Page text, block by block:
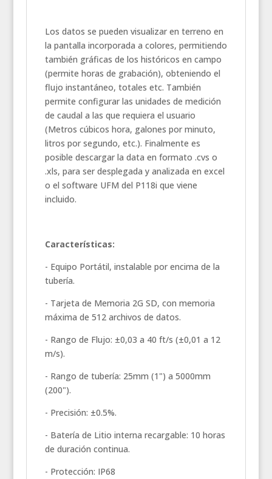
Los datos se pueden visualizar en terreno en
la pantalla incorporada a colores, permitiendo
también gráficas de los históricos en campo
(permite horas de grabación), obteniendo el
flujo instantáneo, totales etc. También
permite configurar las unidades de medición
de caudal a las que requiera el usuario
(Metros cúbicos hora, galones por minuto,
litros por segundo, etc.). Finalmente es
posible descargar la data en formato .cvs o
.xls, para ser desplegada y analizada en excel
o el software UFM del P118i que viene
incluido.
Características:
- Equipo Portátil, instalable por encima de la
tubería.
- Tarjeta de Memoria 2G SD, con memoria
máxima de 512 archivos de datos.
- Rango de Flujo: ±0,03 a 40 ft/s (±0,01 a 12
m/s).
- Rango de tubería: 25mm (1") a 5000mm
(200").
- Precisión: ±0.5%.
- Batería de Litio interna recargable: 10 horas
de duración continua.
- Protección: IP68